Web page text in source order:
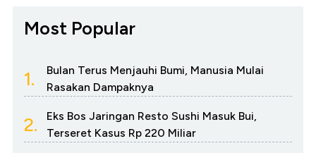
Most Popular
1.
Bulan Terus Menjauhi Bumi, Manusia Mulai
Rasakan Dampaknya
2.
Eks Bos Jaringan Resto Sushi Masuk Bui,
Terseret Kasus Rp 220 Miliar